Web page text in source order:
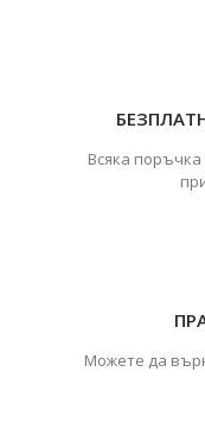
Всяка
Можете да